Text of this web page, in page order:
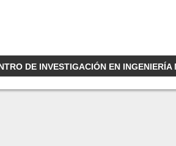
DE INVESTIGACIÓN EN